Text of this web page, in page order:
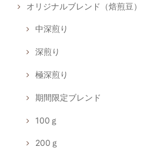
オリジナルブレンド（焙煎豆）
中深煎り
深煎り
極深煎り
期間限定ブレンド
100ｇ
200ｇ